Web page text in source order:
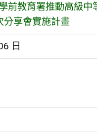
前教育署推動高級
分享會實施計畫
日